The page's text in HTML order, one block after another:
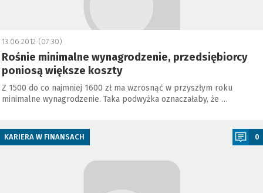
13.06.2012 (07:30)
Rośnie minimalne wynagrodzenie, przedsiębiorcy
poniosą większe koszty
Z 1500 do co najmniej 1600 zł ma wzrosnąć w przyszłym roku
minimalne wynagrodzenie. Taka podwyżka oznaczałaby, że …
KARIERA W FINANSACH 0